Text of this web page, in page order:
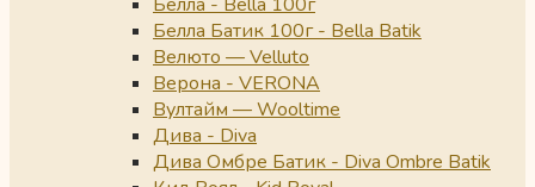
Белла Батик 100г - Bella Batik
Велюто — Velluto
Верона - VERONA
Вултайм — Wooltime
Дива - Diva
Дива Омбре Батик - Diva Ombre Batik